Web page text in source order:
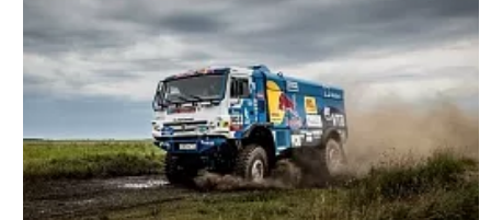
Узнать цену